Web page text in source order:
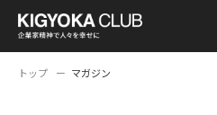
トップ マガジン